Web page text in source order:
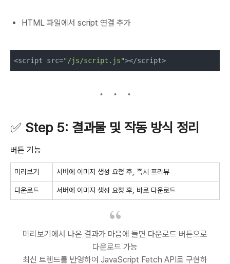
HTML 파일에서 script 연결 추가
<script src="/js/script.js"></script>
✅ Step 5: 결과물 및 작동 방식 정리
버튼 기능
미리보기 서버에 이미지 생성 요청 후, 즉시 프리뷰
다운로드 서버에 이미지 생성 요청 후, 바로 다운로드
미리보기에서 나온 결과가 마음에 들면 다운로드 버튼으로
다운로드 가능
최신 트렌드를 반영하여 JavaScript Fetch API로 구현하